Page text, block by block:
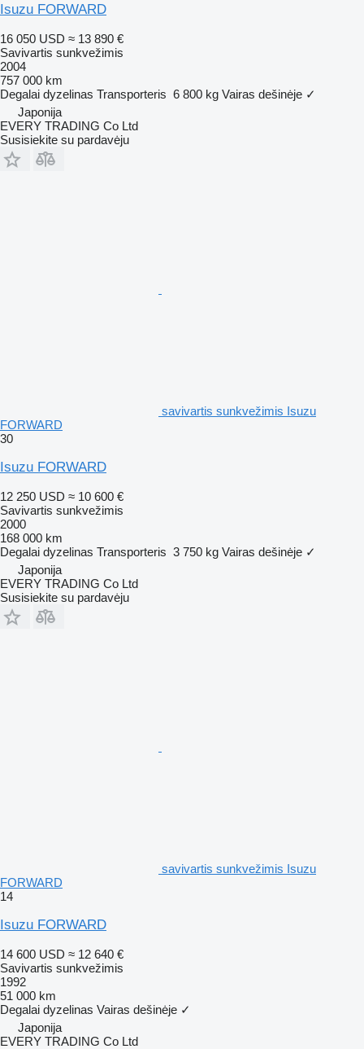
Isuzu FORWARD
16 050 USD ≈ 13 890 €
Savivartis sunkvežimis
2004
757 000 km
Degalai dyzelinas Transporteris 6 800 kg Vairas dešinėje ✓
Japonija
EVERY TRADING Co Ltd
Susisiekite su pardavėju
savivartis sunkvežimis Isuzu
FORWARD
30
Isuzu FORWARD
12 250 USD ≈ 10 600 €
Savivartis sunkvežimis
2000
168 000 km
Degalai dyzelinas Transporteris 3 750 kg Vairas dešinėje ✓
Japonija
EVERY TRADING Co Ltd
Susisiekite su pardavėju
savivartis sunkvežimis Isuzu
FORWARD
14
Isuzu FORWARD
14 600 USD ≈ 12 640 €
Savivartis sunkvežimis
1992
51 000 km
Degalai dyzelinas Vairas dešinėje ✓
Japonija
EVERY TRADING Co Ltd